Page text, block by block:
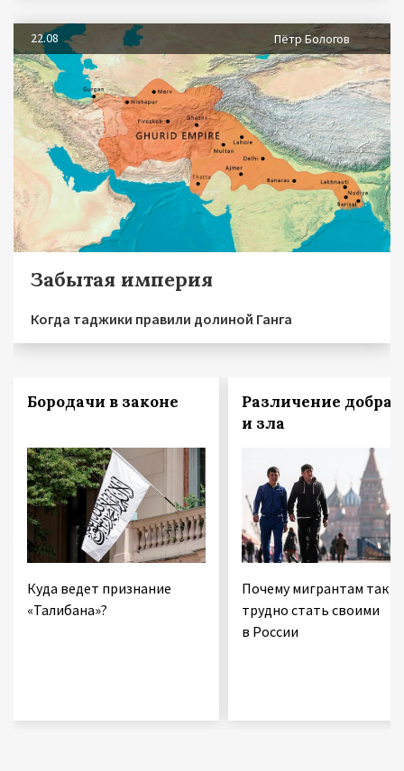
22.08 Пётр Бологов
Забытая империя
Когда таджики правили долиной Ганга
Бородачи в законе
Куда ведет признание
«Талибана»?
Различение добра
и зла
Почему мигрантам так
трудно стать своими
в России